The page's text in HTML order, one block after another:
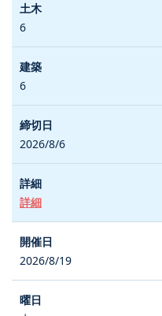
6
6
2026/8/6
詳細
2026/8/19